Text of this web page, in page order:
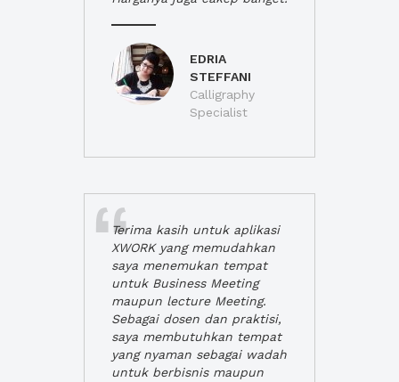
EDRIA
STEFFANI
Calligraphy
Specialist
Terima kasih untuk aplikasi
XWORK yang memudahkan
saya menemukan tempat
untuk Business Meeting
maupun lecture Meeting.
Sebagai dosen dan praktisi,
saya membutuhkan tempat
yang nyaman sebagai wadah
untuk berbisnis maupun